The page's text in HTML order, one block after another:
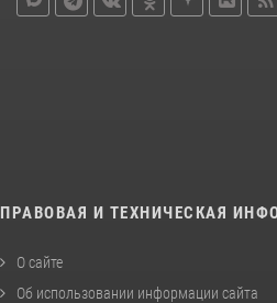
ПРАВОВАЯ И ТЕХНИЧЕСКАЯ
О сайте
Об использовании информации сайта